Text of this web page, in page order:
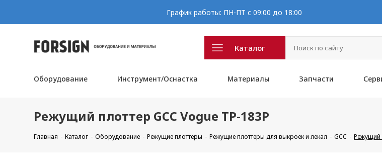
График работы: ПН-ПТ с 09:00 до 18:00
Каталог
Оборудование Инструмент/Оснастка Материалы Запчасти
Режущий плоттер GCC Vogue TP-183P
Главная Каталог Оборудование Режущие плоттеры Режущие плоттеры для выкроек и лекал GCC Режущий